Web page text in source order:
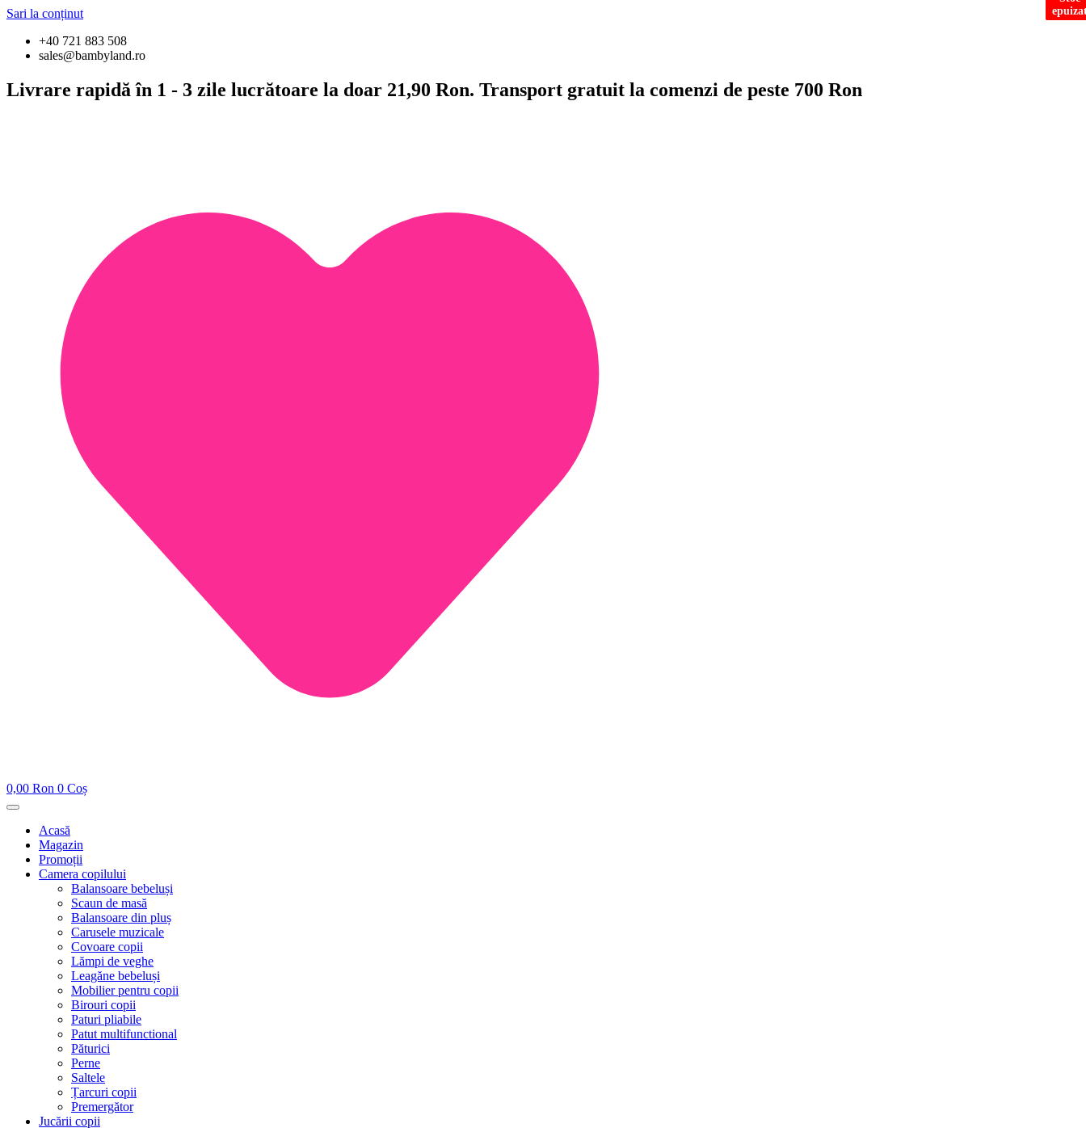
Sari la conținut
+40 721 883 508
sales@bambyland.ro
Livrare rapidă în 1 - 3 zile lucrătoare la doar 21,90 Ron. Transport gratuit la comenzi de peste 700 Ron
0,00 Ron 0 Coș
Acasă
Magazin
Promoții
Camera copilului
Balansoare bebeluși
Scaun de masă
Balansoare din pluș
Carusele muzicale
Covoare copii
Lămpi de veghe
Leagăne bebeluși
Mobilier pentru copii
Birouri copii
Paturi pliabile
Patut multifunctional
Păturici
Perne
Saltele
Țarcuri copii
Premergător
Jucării copii